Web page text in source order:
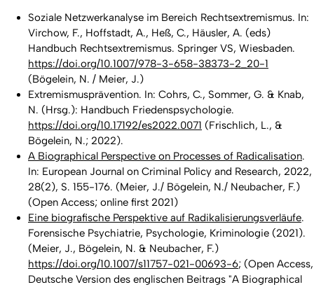
Soziale Netzwerkanalyse im Bereich Rechtsextremismus. In:
Virchow, F., Hoffstadt, A., Heß, C., Häusler, A. (eds)
Handbuch Rechtsextremismus. Springer VS, Wiesbaden.
https://doi.org/10.1007/978-3-658-38373-2_20-1
(Bögelein, N. / Meier, J.)
Extremismusprävention. In: Cohrs, C., Sommer, G. & Knab,
N. (Hrsg.): Handbuch Friedenspsychologie.
https://doi.org/10.17192/es2022.0071 (Frischlich, L., &
Bögelein, N.; 2022).
A Biographical Perspective on Processes of Radicalisation.
In: European Journal on Criminal Policy and Research, 2022,
28(2), S. 155-176. (Meier, J./ Bögelein, N./ Neubacher, F.)
(Open Access; online first 2021)
Eine biografische Perspektive auf Radikalisierungsverläufe.
Forensische Psychiatrie, Psychologie, Kriminologie (2021).
(Meier, J., Bögelein, N. & Neubacher, F.)
https://doi.org/10.1007/s11757-021-00693-6; (Open Access,
Deutsche Version des englischen Beitrags "A Biographical